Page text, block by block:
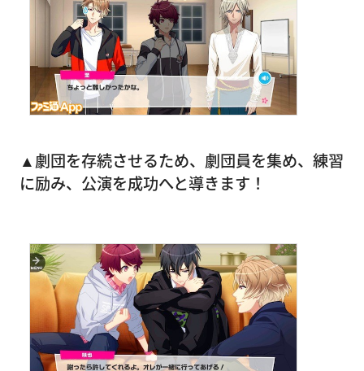
▲劇団を存続させるため、劇団員を集め、練習
に励み、公演を成功へと導きます！